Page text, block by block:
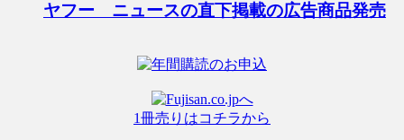
ヤフー ニュースの直下掲載の広告商品発売
1冊売りはコチラから